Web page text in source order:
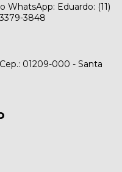
WhatsApp: Eduardo: (11)
3848
01209-000 - Santa